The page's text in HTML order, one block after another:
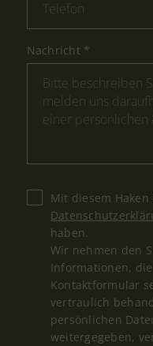
Nachricht *
Mit diesem Haken
haben.
Wir nehmen den
Informationen,
Kontaktformular
vertraulich
persönlichen
weitergegeben,